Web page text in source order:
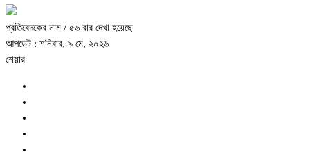
প্রতিবেদকের নাম / ৫৬ বার দেখা হয়েছে
আপডেট : শনিবার, ৯ মে, ২০২৬
শেয়ার